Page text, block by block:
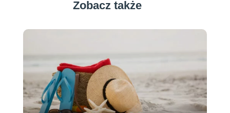
Zobacz także